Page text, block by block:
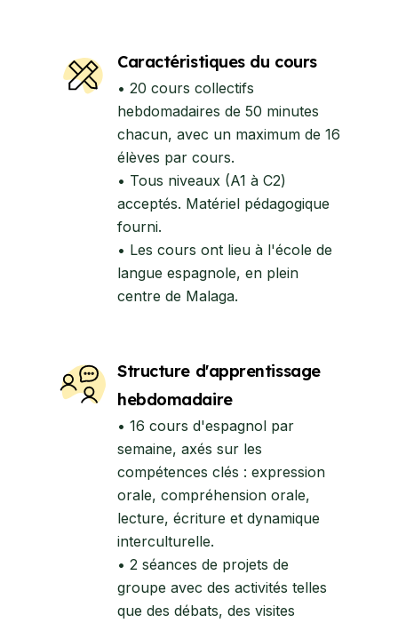
Caractéristiques du cours
• 20 cours collectifs
hebdomadaires de 50 minutes
chacun, avec un maximum de 16
élèves par cours.
• Tous niveaux (A1 à C2)
acceptés. Matériel pédagogique
fourni.
• Les cours ont lieu à l'école de
langue espagnole, en plein
centre de Malaga.
Structure d'apprentissage
hebdomadaire
• 16 cours d'espagnol par
semaine, axés sur les
compétences clés : expression
orale, compréhension orale,
lecture, écriture et dynamique
interculturelle.
• 2 séances de projets de
groupe avec des activités telles
que des débats, des visites